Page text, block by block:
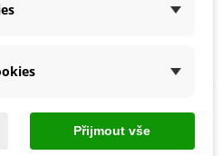
pro rostliny - Symbiom -
Přijmout vše